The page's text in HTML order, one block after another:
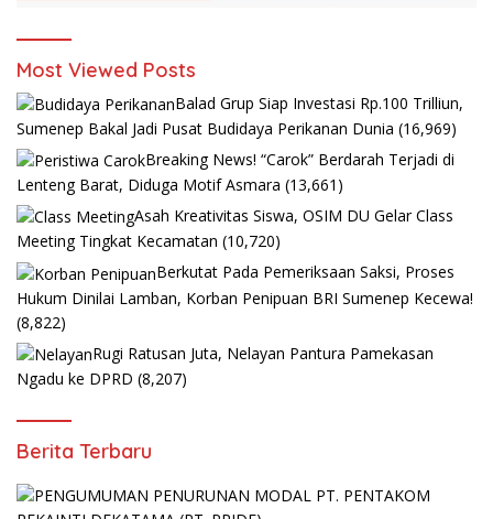
Most Viewed Posts
Balad Grup Siap Investasi Rp.100 Trilliun,
Sumenep Bakal Jadi Pusat Budidaya Perikanan Dunia (16,969)
Breaking News! “Carok” Berdarah Terjadi di
Lenteng Barat, Diduga Motif Asmara (13,661)
Asah Kreativitas Siswa, OSIM DU Gelar Class
Meeting Tingkat Kecamatan (10,720)
Berkutat Pada Pemeriksaan Saksi, Proses
Hukum Dinilai Lamban, Korban Penipuan BRI Sumenep Kecewa!
(8,822)
Rugi Ratusan Juta, Nelayan Pantura Pamekasan
Ngadu ke DPRD (8,207)
Berita Terbaru